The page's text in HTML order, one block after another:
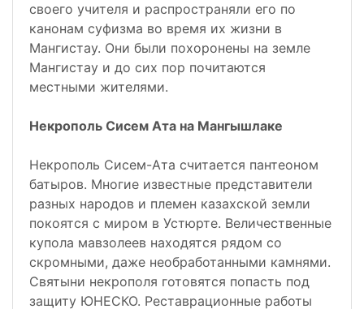
своего учителя и распространяли его по
канонам суфизма во время их жизни в
Мангистау. Они были похоронены на земле
Мангистау и до сих пор почитаются
местными жителями.
Некрополь Сисем Ата на Мангышлаке
Некрополь Сисем-Ата считается пантеоном
батыров. Многие известные представители
разных народов и племен казахской земли
покоятся с миром в Устюрте. Величественные
купола мавзолеев находятся рядом со
скромными, даже необработанными камнями.
Святыни некрополя готовятся попасть под
защиту ЮНЕСКО. Реставрационные работы